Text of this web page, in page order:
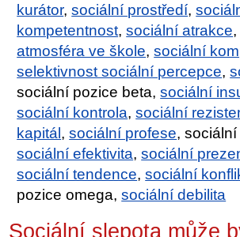
kurátor,sociální prostředí,
kompetentnost,sociální atrakce
atmosféra ve škole,sociální
selektivnost sociální percepce,
sociální pozice beta,sociální
sociální kontrola,sociální
kapitál,sociální profese,
sociální efektivita,sociální
sociální tendence,sociální
pozice omega,sociální debilita
Sociální slepota může